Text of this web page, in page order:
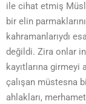
ile cihat etmiş
bir elin
kahramanlarıydı
değildi. Zira onlar
kayıtlarına
çalışan müstesna
ahlakları,